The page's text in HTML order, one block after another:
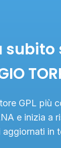
subito
GPL più
e inizia a
in